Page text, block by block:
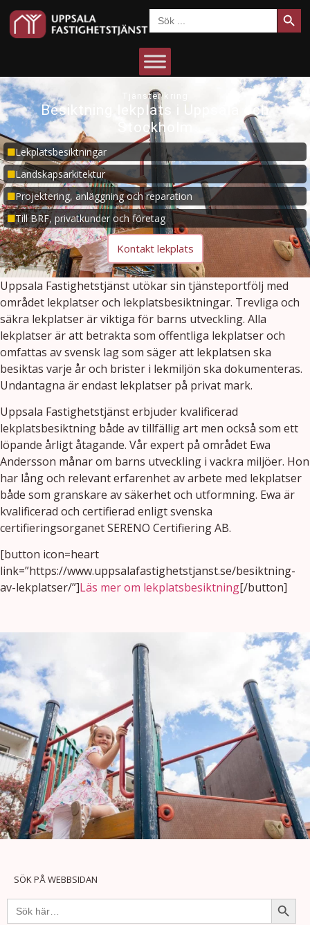
Sök
efter:
Tjänster kring
Besiktning lekplats i Uppsala och
Stockholm
Lekplatsbesiktningar
Landskapsarkitektur
Projektering, anläggning och reparation
Till BRF, privatkunder och företag
Kontakt lekplats
Uppsala Fastighetstjänst utökar sin tjänsteportfölj med
området lekplatser och lekplatsbesiktningar. Trevliga och
säkra lekplatser är viktiga för barns utveckling. Alla
lekplatser är att betrakta som offentliga lekplatser och
omfattas av svensk lag som säger att lekplatsen ska
besiktas varje år och brister i lekmiljön ska dokumenteras.
Undantagna är endast lekplatser på privat mark.
Uppsala Fastighetstjänst erbjuder kvalificerad
lekplatsbesiktning både av tillfällig art men också som ett
löpande årligt åtagande. Vår expert på området Ewa
Andersson månar om barns utveckling i vackra miljöer. Hon
har lång och relevant erfarenhet av arbete med lekplatser
både som granskare av säkerhet och utformning. Ewa är
kvalificerad och certifierad enligt svenska
certifieringsorganet SERENO Certifiering AB.
[button icon=heart
link=”https://www.uppsalafastighetstjanst.se/besiktning-
av-lekplatser/”]Läs mer om lekplatsbesiktning[/button]
SÖK PÅ WEBBSIDAN
Sök
efter: